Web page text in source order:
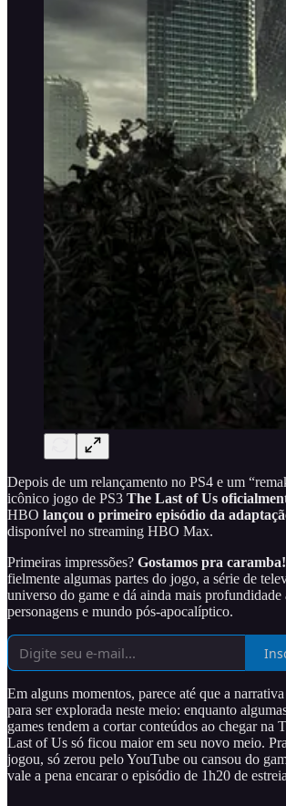
Depois de um relançamento no PS4 e um
icônico jogo de PS3 The Last of Us
HBO lançou o primeiro episódio da
disponível no streaming HBO Max.
Primeiras impressões? Gostamos pra caramba!
fielmente algumas partes do jogo, a série de
universo do game e dá ainda mais profundidade
personagens e mundo pós-apocalíptico.
Em alguns momentos, parece até que a
para ser explorada neste meio: enquanto
games tendem a cortar conteúdos ao chegar na
Last of Us só ficou maior em seu novo meio.
jogou, só zerou pelo YouTube ou cansou do
vale a pena encarar o episódio de 1h20 de